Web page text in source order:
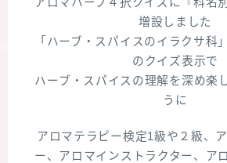
増設しました
「ハーブ・スパイスのイラクサ科
のクイズ表示で
ハーブ・スパイスの理解を深め楽
うに
アロマテラピー検定1級や２級、
ー、アロマインストラクター、ア